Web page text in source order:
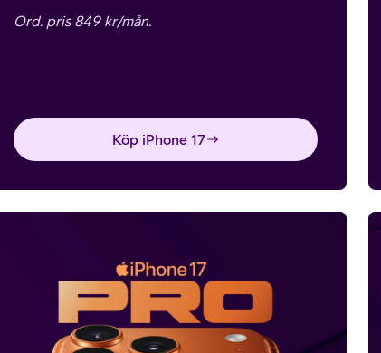
Ord. pris 849 kr/mån.
Köp iPhone 17